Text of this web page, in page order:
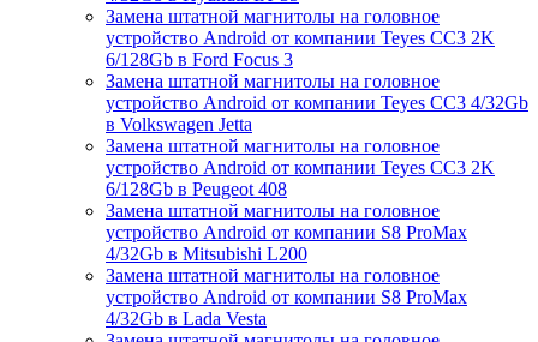
Замена штатной магнитолы на головное
устройство Android от компании Teyes CC3 2K
6/128Gb в Ford Focus 3
Замена штатной магнитолы на головное
устройство Android от компании Teyes CC3 4/32Gb
в Volkswagen Jetta
Замена штатной магнитолы на головное
устройство Android от компании Teyes CC3 2K
6/128Gb в Peugeot 408
Замена штатной магнитолы на головное
устройство Android от компании S8 ProMax
4/32Gb в Mitsubishi L200
Замена штатной магнитолы на головное
устройство Android от компании S8 ProMax
4/32Gb в Lada Vesta